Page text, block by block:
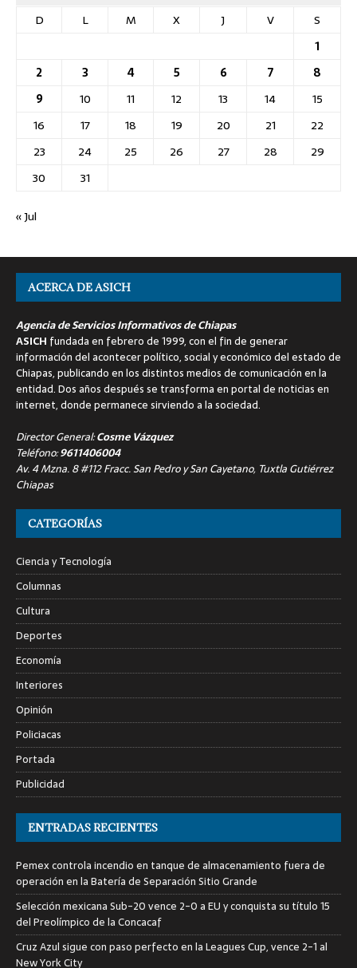
D
L M X J V
S
1
2
3 4 5 6 7
8
9
10 11 12 13 14
15
16
17 18 19 20 21
22
23
24 25 26 27 28
29
30
31
« Jul
ACERCA DE ASICH
Agencia de Servicios Informativos de Chiapas
ASICH fundada en febrero de 1999, con el fin de generar
información del acontecer político, social y económico del estado de
Chiapas, publicando en los distintos medios de comunicación en la
entidad. Dos años después se transforma en portal de noticias en
internet, donde permanece sirviendo a la sociedad.
Director General:Cosme Vázquez
Teléfono:9611406004
Av. 4 Mzna. 8 #112 Fracc. San Pedro y San Cayetano, Tuxtla Gutiérrez
Chiapas
CATEGORÍAS
Ciencia y Tecnología
Columnas
Cultura
Deportes
Economía
Interiores
Opinión
Policiacas
Portada
Publicidad
ENTRADAS RECIENTES
Pemex controla incendio en tanque de almacenamiento fuera de
operación en la Batería de Separación Sitio Grande
Selección mexicana Sub-20 vence 2-0 a EU y conquista su título 15
del Preolímpico de la Concacaf
Cruz Azul sigue con paso perfecto en la Leagues Cup, vence 2-1 al
New York City